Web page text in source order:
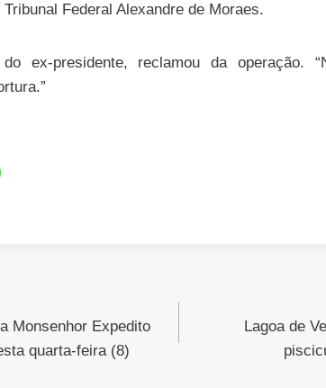
Federal Alexandre de Moraes.
ex-presidente, reclamou da operação.
Monsenhor Expedito
quarta-feira (8)
Lagoa de